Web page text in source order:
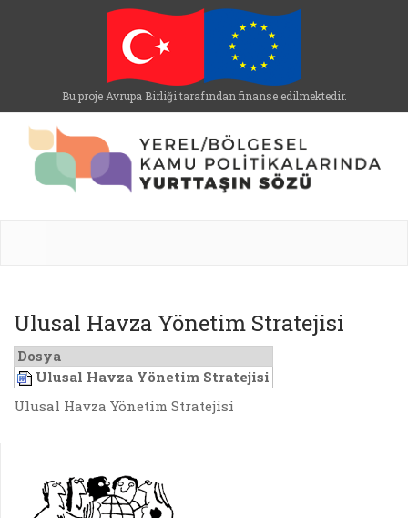
Bu proje Avrupa Birliği tarafından finanse edilmektedir.
Ulusal Havza Yönetim Stratejisi
Dosya
Ulusal Havza Yönetim Stratejisi
Ulusal Havza Yönetim Stratejisi